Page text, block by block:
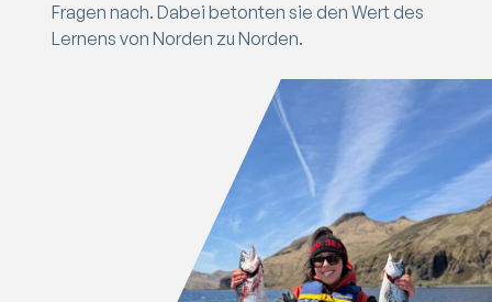
Fragen nach. Dabei betonten sie den Wert des
Lernens von Norden zu Norden.